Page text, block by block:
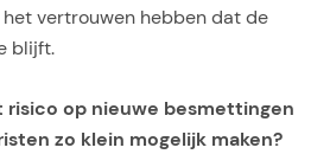
het vertrouwen hebben dat de
blijft.
risico op nieuwe besmettingen
zo klein mogelijk maken?